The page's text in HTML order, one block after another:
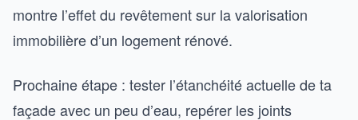
montre l’effet du revêtement sur la valorisation
immobilière d’un logement rénové.
Prochaine étape : tester l’étanchéité actuelle de ta
façade avec un peu d’eau, repérer les joints